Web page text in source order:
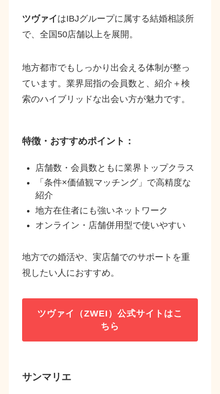
ツヴァイはIBJグループに属する結婚相談所
で、全国50店舗以上を展開。
地方都市でもしっかり出会える体制が整っ
ています。業界屈指の会員数と、紹介＋検
索のハイブリッドな出会い方が魅力です。
特徴・おすすめポイント：
店舗数・会員数ともに業界トップクラス
「条件×価値観マッチング」で高精度な
紹介
地方在住者にも強いネットワーク
オンライン・店舗併用型で使いやすい
地方での婚活や、実店舗でのサポートを重
視したい人におすすめ。
ツヴァイ（ZWEI） 公式サイトはこ
ちら
サンマリエ